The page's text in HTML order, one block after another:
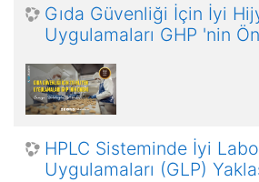
Gıda Güvenliği İçin İyi
Uygulamaları GHP 'nin
HPLC Sisteminde İyi
Uygulamaları (GLP)